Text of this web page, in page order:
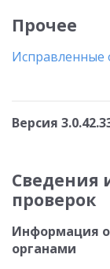
Прочее
Исправленные
Версия
Сведения
проверок
Информация
органами